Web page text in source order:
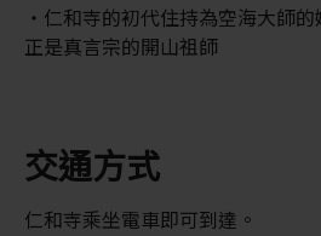
仁和寺的初代住持為空海大師
正是真言宗的開山祖師
交通方式
仁和寺乘坐電車即可到達。